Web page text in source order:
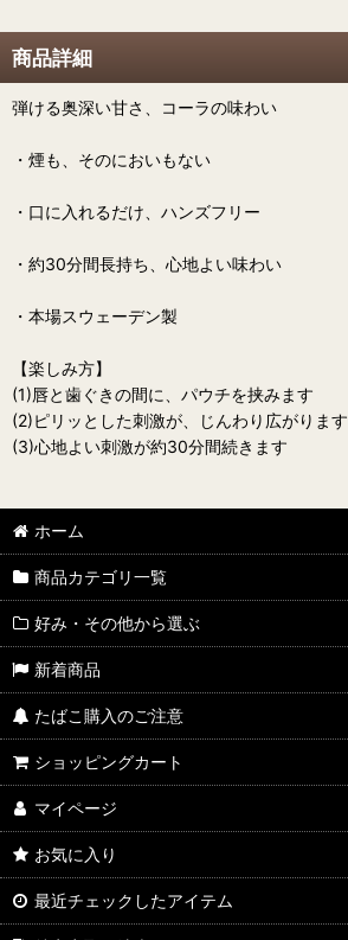
商品詳細
弾ける奥深い甘さ、コーラの味わい
・煙も、そのにおいもない
・口に入れるだけ、ハンズフリー
・約30分間長持ち、心地よい味わい
・本場スウェーデン製
【楽しみ方】
(1)唇と歯ぐきの間に、パウチを挟みます
(2)ピリッとした刺激が、じんわり広がります
(3)心地よい刺激が約30分間続きます
ホーム
商品カテゴリ一覧
好み・その他から選ぶ
新着商品
たばこ購入のご注意
ショッピングカート
マイページ
お気に入り
最近チェックしたアイテム